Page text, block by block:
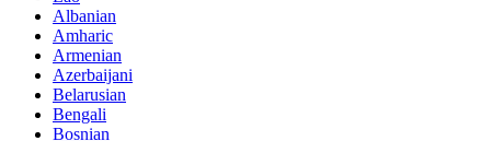
Albanian
Amharic
Armenian
Azerbaijani
Belarusian
Bengali
Bosnian